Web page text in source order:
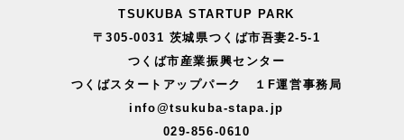
TSUKUBA STARTUP PARK
〒305-0031 茨城県つくば市吾妻2-5-1
つくば市産業振興センター
つくばスタートアップパーク １F運営事務局
info@tsukuba-stapa.jp
029-856-0610